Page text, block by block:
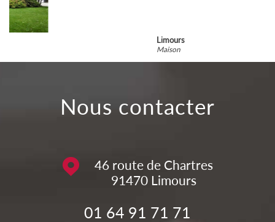
nous contacter
46 route de Chartres
91470 Limours
01 64 91 71 71